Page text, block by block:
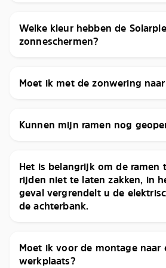
Welke kleur hebben de
zonneschermen?
Moet ik met de zonwering naar
Kunnen mijn ramen nog
Het is belangrijk om de ramen
rijden niet te laten zakken, in
geval vergrendelt u de
de achterbank.
Moet ik voor de montage naar
werkplaats?